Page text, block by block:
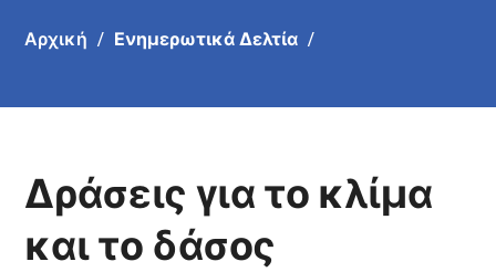
direct της ΠΔΕ
Αρχική Ενημερωτικά Δελτία
Δράσεις για το κλίμα
και το δάσος